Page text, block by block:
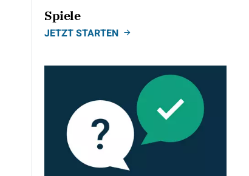
Spiele
JETZT STARTEN